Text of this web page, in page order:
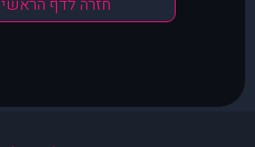
חזרה לדף הראשי